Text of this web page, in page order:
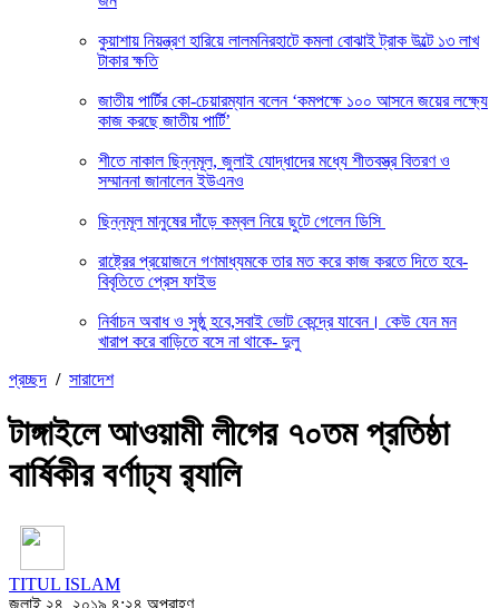
কুয়াশায় নিয়ন্ত্রণ হারিয়ে লালমনিরহাটে কমলা বোঝাই ট্রাক উল্টে ১৩ লাখ
টাকার ক্ষতি
জাতীয় পার্টির কো-চেয়ারম্যান বলেন ‘কমপক্ষে ১০০ আসনে জয়ের লক্ষ্যে
কাজ করছে জাতীয় পার্টি’
শীতে নাকাল ছিন্নমূল, জুলাই যোদ্ধাদের মধ্যে শীতবস্ত্র বিতরণ ও
সম্মাননা জানালেন ইউএনও
ছিন্নমূল মানুষের দাঁড়ে কম্বল নিয়ে ছুটে গেলেন ডিসি
রাষ্ট্রের প্রয়োজনে গণমাধ্যমকে তার মত করে কাজ করতে দিতে হবে-
বিবৃতিতে প্রেস ফাইভ
নির্বাচন অবাধ ও সুষ্ঠু হবে,সবাই ভোট কেন্দ্রে যাবেন। কেউ যেন মন
খারাপ করে বাড়িতে বসে না থাকে- দুলু
প্রচ্ছদ / সারাদেশ
টাঙ্গাইলে আওয়ামী লীগের ৭০তম প্রতিষ্ঠা
বার্ষিকীর বর্ণাঢ্য র‍্যালি
TITUL ISLAM
জুলাই ২৪, ২০১৯ ৪:২৪ অপরাহ্ণ